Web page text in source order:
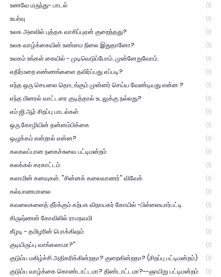
உணவே மருந்து- பாடல் (1)
உயர்வு (1)
உலக அளவில் புத்தக வாசிப்புஏன் குறைந்தது? (1)
உலக வாழ்க்கையின் உண்மை நிலை இதுதானோ? (1)
உலகம் உங்கள் கையில் - முடிவெடுப்போம்..முன்னேறுவோம். (1)
எதிர்மறை எண்ணங்களை தவிர்ப்பது எப்படி? (1)
எந்த ஒரு செயலை தொடங்கும் முன்னர் செய்ய வேண்டியது என்ன ? (1)
எந்த மினரல் வாட்டரை குடித்தால் உடலுக்கு நல்லது? (1)
எம்.ஜி.ஆர் சிறப்பு பாடல்கள் (1)
ஒரு கோழியின் தன்னம்பிக்கை (1)
ஒழுக்கம் என்றால் என்ன? (1)
கலகலப்பான நகைச்சுவை பட்டிமன்றம் (1)
கலக்கல் கரகாட்டம் (1)
கலாமின் கனவுகள். "சின்னக் கலைவாணர்" விவேக் (1)
கல்யாணமாலை (1)
கவலைகளைத் தீர்க்கும் கற்பக விநாயகர் கோயில் -பிள்ளையார்பட்டி (1)
கிருஷ்ணன் கோவிலில் ராமநவமி (1)
கீழடி - தமிழரின் பொக்கிஷம் (1)
குடியிருப்பு வாங்கலாமா?" (1)
குடும்ப மகிழ்ச்சி அதிகரிக்கின்றதா? குறைகின்றதா? (சிறப்பு பட்டிமன்றம்) (1)
குடும்ப வாழ்க்கை கொண்டாட்டமா? திண்டாட்டமா?--ஞாயிறு பட்டிமன்றம் (1)